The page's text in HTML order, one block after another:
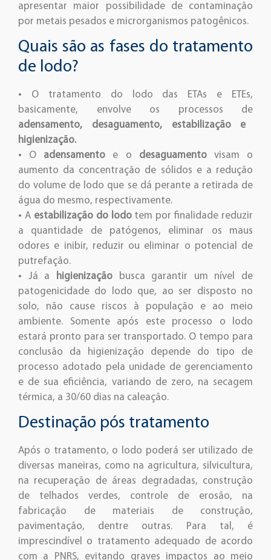
apresentar maior possibilidade de contaminação
por metais pesados e microrganismos patogênicos.
Quais são as fases do tratamento
de lodo?
• O tratamento do lodo das ETAs e ETEs,
basicamente, envolve os processos de
adensamento, desaguamento, estabilização e
higienização.
• O adensamento e o desaguamentovisam o
aumento da concentração de sólidos e a redução
do volume de lodo que se dá perante a retirada de
água do mesmo, respectivamente.
• A estabilização do lodotem por finalidade reduzir
a quantidade de patógenos, eliminar os maus
odores e inibir, reduzir ou eliminar o potencial de
putrefação.
• Já a
higienizaçãobusca garantir um nível de
patogenicidade do lodo que, ao ser disposto no
solo, não cause riscos à população e ao meio
ambiente. Somente após este processo o lodo
estará pronto para ser transportado. O tempo para
conclusão da higienização depende do tipo de
processo adotado pela unidade de gerenciamento
e de sua eficiência, variando de zero, na secagem
térmica, a 30/60 dias na caleação.
Destinação pós tratamento
Após o tratamento, o lodo poderá ser utilizado de
diversas maneiras, como na agricultura, silvicultura,
na recuperação de áreas degradadas, construção
de telhados verdes, controle de erosão, na
fabricação de materiais de construção,
pavimentação, dentre outras. Para tal, é
imprescindível o tratamento adequado de acordo
com a PNRS, evitando graves impactos ao meio